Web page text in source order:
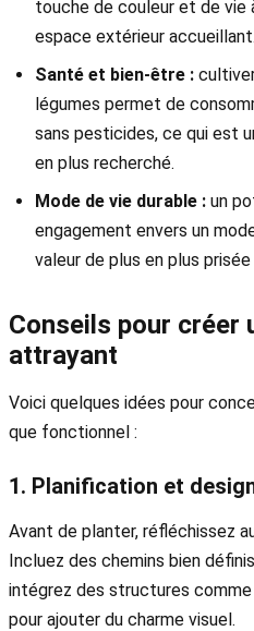
touche de couleur et de vie
espace extérieur accueillant.
Santé et bien-être :
légumes permet de
sans pesticides, ce qui est
en plus recherché.
Mode de vie durable : un
engagement envers un
valeur de plus en plus
Conseils pour créer
attrayant
Voici quelques idées pour
que fonctionnel :
1. Planification et
Avant de planter, réfléchissez
Incluez des chemins bien
intégrez des structures
pour ajouter du charme visuel.